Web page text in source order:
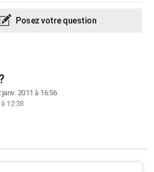
Posez votre question
janv. 2011 à 16:56
12:38